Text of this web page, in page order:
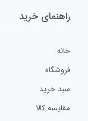
نام*
ایمیل*
راهنمای خرید
خانه
فروشگاه
سبد خرید
مقایسه کالا